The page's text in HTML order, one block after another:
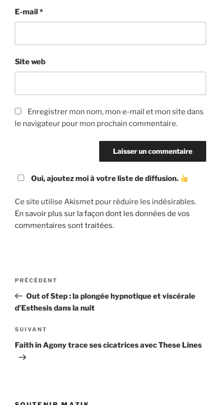
E-mail*
Site web
Enregistrer mon nom, mon e-mail et mon site dans
le navigateur pour mon prochain commentaire.
Oui, ajoutez moi à votre liste de diffusion.
Ce site utilise Akismet pour réduire les indésirables.
En savoir plus sur la façon dont les données de vos
commentaires sont traitées.
Navigation
l’article
Article
précédent
PRÉCÉDENT
Out of Step : la plongée hypnotique et viscérale
d’Esthesis dans la nuit
Article
suivant
SUIVANT
Faith in Agony trace ses cicatrices avec These Lines